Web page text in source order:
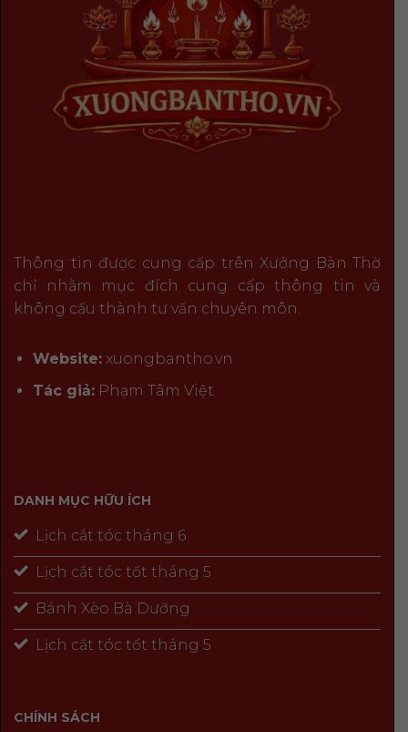
Thông tin được cung cấp trên Xưởng Bàn Thờ
chỉ nhằm mục đích cung cấp thông tin và
không cấu thành tư vấn chuyên môn.
Website:xuongbantho.vn
Tác giả:Phạm Tâm Việt
DANH MỤC HỮU ÍCH
Lịch cắt tóc tháng 6
Lịch cắt tóc tốt tháng 5
Bánh Xèo Bà Dưỡng
Lịch cắt tóc tốt tháng 5
CHÍNH SÁCH